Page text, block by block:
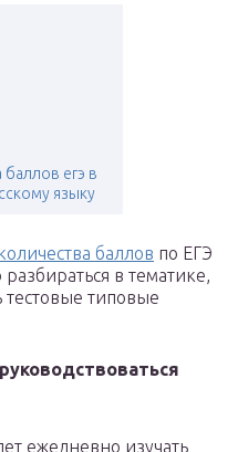
егэ в
языку
баллов по ЕГЭ
в тематике,
типовые
ежедневно изучать